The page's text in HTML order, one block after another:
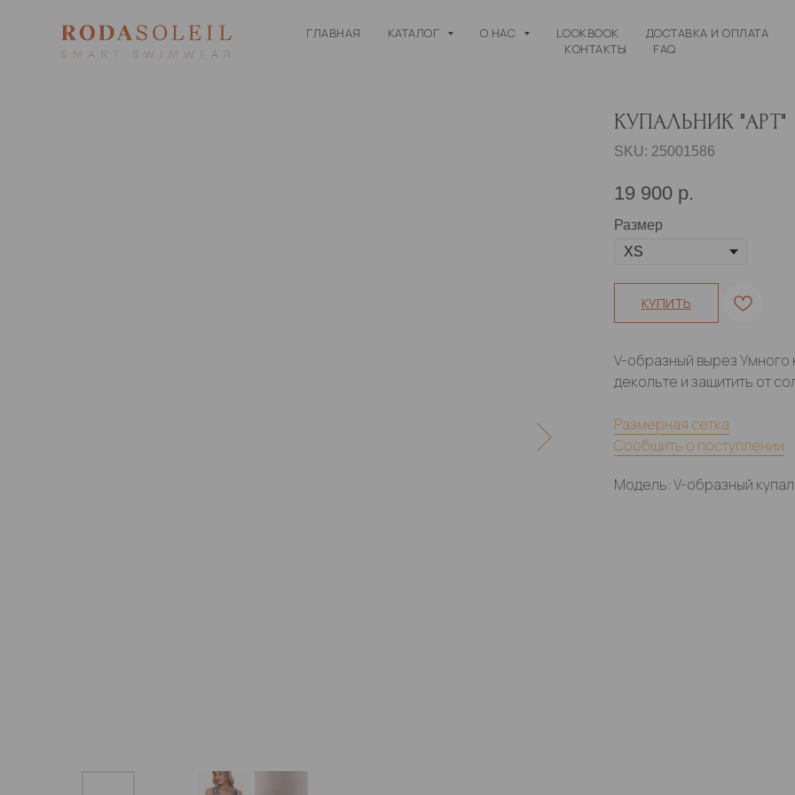
ГЛАВНАЯ КАТАЛОГ О НАС LOOKBOOK
ДОСТАВКА И ОПЛАТА
КОНТАКТЫ
FAQ
КУПАЛЬНИК "АРТ"
SKU: 25001586
19 900 р.
Размер
КУПИТЬ
V-образный вырез Умного
декольте и защитить от
Размерная сетка
Сообщить о поступлении
Модель: V-образный